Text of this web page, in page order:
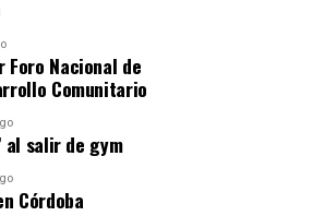
Foro Nacional de
Comunitario
al salir de gym
Córdoba